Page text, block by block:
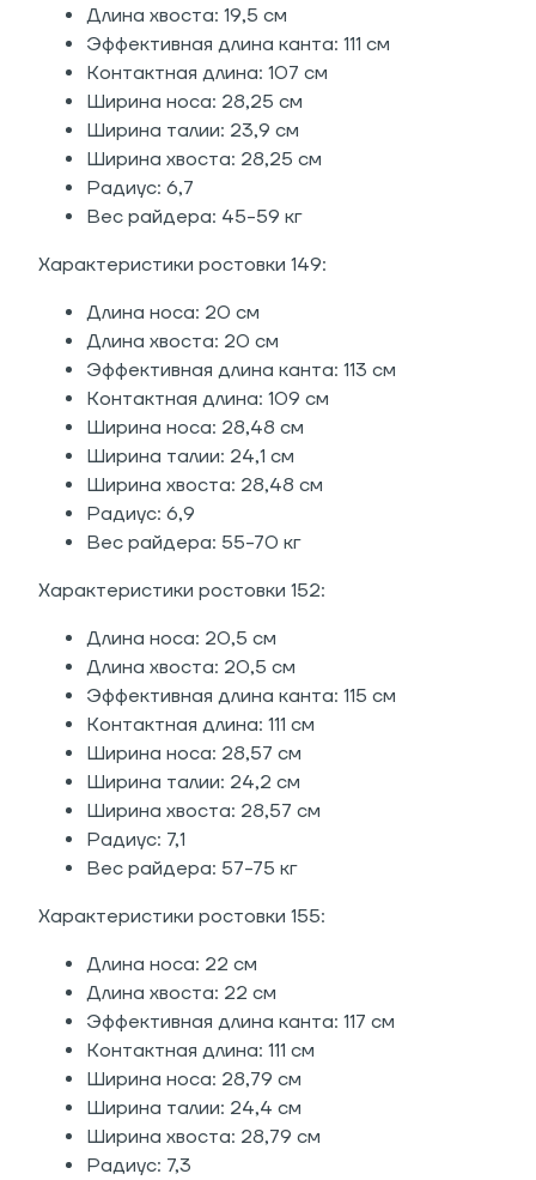
Длина хвоста: 19,5 см
Эффективная длина канта: 111 см
Контактная длина: 107 см
Ширина носа: 28,25 см
Ширина талии: 23,9 см
Ширина хвоста: 28,25 см
Радиус: 6,7
Вес райдера: 45-59 кг
Характеристики ростовки 149:
Длина носа: 20 см
Длина хвоста: 20 см
Эффективная длина канта: 113 см
Контактная длина: 109 см
Ширина носа: 28,48 см
Ширина талии: 24,1 см
Ширина хвоста: 28,48 см
Радиус: 6,9
Вес райдера: 55-70 кг
Характеристики ростовки 152:
Длина носа: 20,5 см
Длина хвоста: 20,5 см
Эффективная длина канта: 115 см
Контактная длина: 111 см
Ширина носа: 28,57 см
Ширина талии: 24,2 см
Ширина хвоста: 28,57 см
Радиус: 7,1
Вес райдера: 57-75 кг
Характеристики ростовки 155:
Длина носа: 22 см
Длина хвоста: 22 см
Эффективная длина канта: 117 см
Контактная длина: 111 см
Ширина носа: 28,79 см
Ширина талии: 24,4 см
Ширина хвоста: 28,79 см
Радиус: 7,3